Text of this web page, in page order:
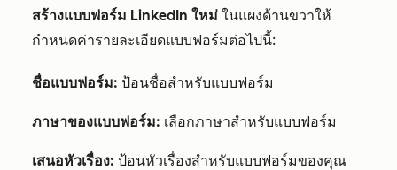
สร้างแบบฟอร์ม LinkedIn ใหม่ ในแผงด้านขวาให้
กำหนดค่ารายละเอียดแบบฟอร์มต่อไปนี้:
ชื่อแบบฟอร์ม: ป้อนชื่อสำหรับแบบฟอร์ม
ภาษาของแบบฟอร์ม: เลือกภาษาสำหรับแบบฟอร์ม
เสนอหัวเรื่อง: ป้อนหัวเรื่องสำหรับแบบฟอร์มของคุณ